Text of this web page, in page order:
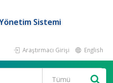
Sistemi
Araştırmacı Girişi English